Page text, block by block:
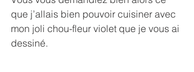
que j’allais bien pouvoir cuisiner avec
mon joli chou-fleur violet que je vous ai
dessiné.